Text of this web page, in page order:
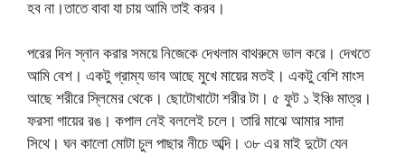
হব না।তাতে বাবা যা চায় আমি তাই করব।
পরের দিন স্নান করার সময়ে নিজেকে দেখলাম বাথরুমে ভাল করে। দেখতে
আমি বেশ। একটু গ্রাম্য ভাব আছে মুখে মায়ের মতই। একটু বেশি মাংস
আছে শরীরে স্লিমের থেকে। ছোটোখাটো শরীর টা। ৫ ফুট ১ ইঞ্চি মাত্র।
ফরসা গায়ের রঙ। কপাল নেই বললেই চলে। তারি মাঝে আমার সাদা
সিথে। ঘন কালো মোটা চুল পাছার নীচে অব্দি। ৩৮ এর মাই দুটো যেন